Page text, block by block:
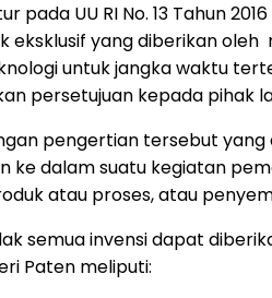
pada UU RI No. 13 Tahun
eksklusif yang diberikan
untuk jangka waktu
persetujuan kepada pihak
pengertian tersebut
ke dalam suatu kegiatan
atau proses, atau
semua invensi dapat
Paten meliputi: